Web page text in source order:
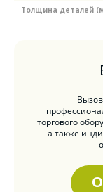
Толщина деталей
торгового
а также